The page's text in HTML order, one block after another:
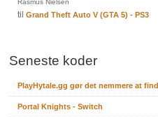
Rasmus Nielsen
tilGrand Theft Auto V (GTA 5) - PS3
Seneste koder
PlayHytale.gg gør det nemmere at
Portal Knights - Switch